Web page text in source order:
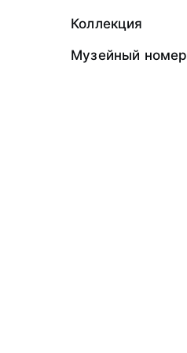
Коллекция
Музейный номер